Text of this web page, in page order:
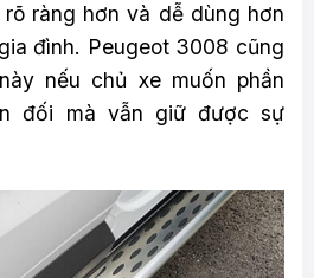
ràng hơn và dễ dùng hơn
đình. Peugeot 3008 cũng
nếu chủ xe muốn phần
đối mà vẫn giữ được sự